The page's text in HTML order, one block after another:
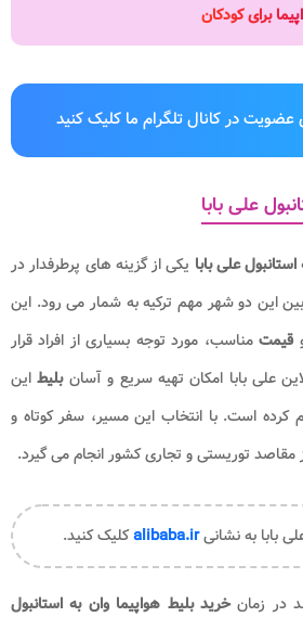
برای کودکان
عضویت در کانال تلگرام ما کلیک کنید
علی بابا
علی بابا یکی از گزینه های پرطرفدار در
این دو شهر مهم ترکیه به شمار می رود. این
قیمتمناسب، مورد توجه بسیاری از افراد قرار
علی بابا امکان تهیه سریع و آسانبلیط این
کرده است. با انتخاب این مسیر، سفر کوتاه و
مقاصد توریستی و تجاری کشور انجام می گیرد.
بابا به نشانیalibaba.irکلیک کنید.
در زمانخرید بلیط هواپیما وان به استانبول